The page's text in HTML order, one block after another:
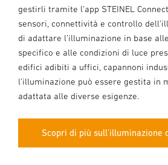
gestirli tramite l’app STEINEL
sensori, connettività e controllo
di adattare l’illuminazione in base
specifico e alle condizioni di luce
edifici adibiti a uffici, capannoni
l’illuminazione può essere gestita in
adattata alle diverse esigenze.
Scopri di più sull'illuminazione